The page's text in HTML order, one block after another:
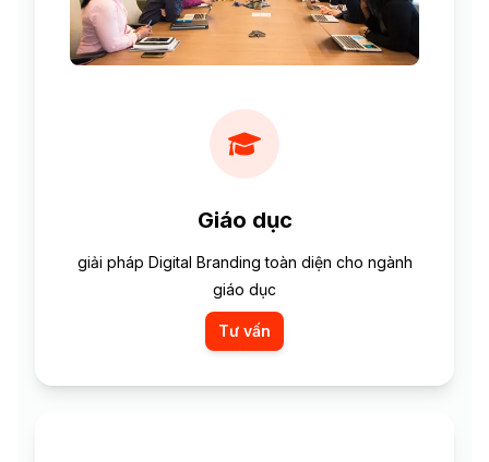
Giáo dục
giải pháp Digital Branding toàn diện cho ngành
giáo dục
Tư vấn